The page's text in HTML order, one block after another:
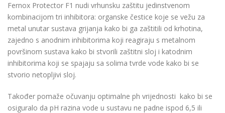
Fernox Protector F1 nudi vrhunsku zaštitu jedinstvenom
kombinacijom tri inhibitora: organske čestice koje se vežu za
metal unutar sustava grijanja kako bi ga zaštitili od krhotina,
zajedno s anodnim inhibitorima koji reagiraju s metalnom
površinom sustava kako bi stvorili zaštitni sloj i katodnim
inhibitorima koji se spajaju sa solima tvrde vode kako bi se
stvorio netopljivi sloj.
Također pomaže očuvanju optimalne ph vrijednosti kako bi se
osiguralo da pH razina vode u sustavu ne padne ispod 6,5 ili